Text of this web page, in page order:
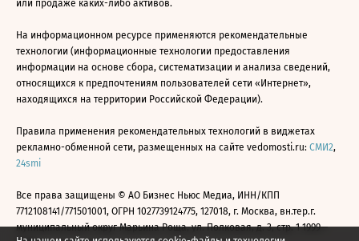
или продаже каких-либо активов.
На информационном ресурсе применяются рекомендательные
технологии (информационные технологии предоставления
информации на основе сбора, систематизации и анализа сведений,
относящихся к предпочтениям пользователей сети «Интернет»,
находящихся на территории Российской Федерации).
Правила применения рекомендательных технологий в виджетах
рекламно-обменной сети, размещенных на сайте vedomosti.ru: СМИ2,
24smi
Все права защищены © АО Бизнес Ньюс Медиа, ИНН/КПП
7712108141/771501001, ОГРН 1027739124775, 127018, г. Москва, вн.тер.г.
муниципальный округ Марьина Роща, ул. Полковая, д. 3, стр. 1 1999—